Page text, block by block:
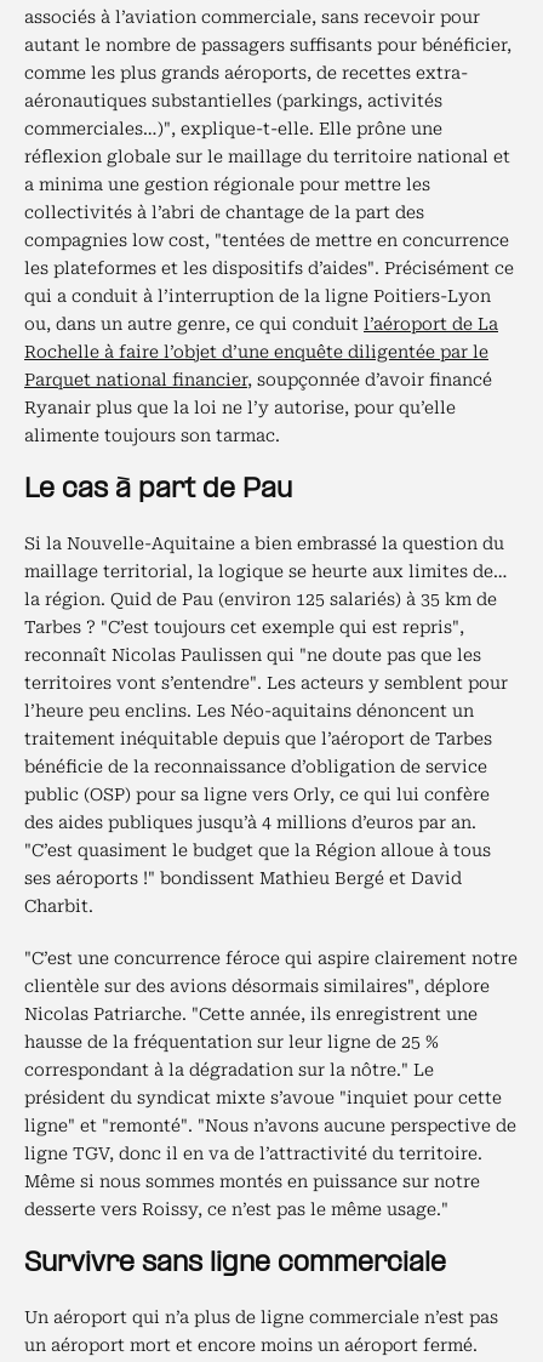
associés à l’aviation commerciale, sans recevoir pour
autant le nombre de passagers suffisants pour bénéficier,
comme les plus grands aéroports, de recettes extra-
aéronautiques substantielles (parkings, activités
commerciales…)", explique-t-elle. Elle prône une
réflexion globale sur le maillage du territoire national et
a minima une gestion régionale pour mettre les
collectivités à l’abri de chantage de la part des
compagnies low cost, "tentées de mettre en concurrence
les plateformes et les dispositifs d’aides". Précisément ce
qui a conduit à l’interruption de la ligne Poitiers-Lyon
ou, dans un autre genre, ce qui conduit l’aéroport de La
Rochelle à faire l’objet d’une enquête diligentée par le
Parquet national financier, soupçonnée d’avoir financé
Ryanair plus que la loi ne l’y autorise, pour qu’elle
alimente toujours son tarmac.
Le cas à part de Pau
Si la Nouvelle-Aquitaine a bien embrassé la question du
maillage territorial, la logique se heurte aux limites de…
la région. Quid de Pau (environ 125 salariés) à 35 km de
Tarbes ? "C’est toujours cet exemple qui est repris",
reconnaît Nicolas Paulissen qui "ne doute pas que les
territoires vont s’entendre". Les acteurs y semblent pour
l’heure peu enclins. Les Néo-aquitains dénoncent un
traitement inéquitable depuis que l’aéroport de Tarbes
bénéficie de la reconnaissance d’obligation de service
public (OSP) pour sa ligne vers Orly, ce qui lui confère
des aides publiques jusqu’à 4 millions d’euros par an.
"C’est quasiment le budget que la Région alloue à tous
ses aéroports !" bondissent Mathieu Bergé et David
Charbit.
"C’est une concurrence féroce qui aspire clairement notre
clientèle sur des avions désormais similaires", déplore
Nicolas Patriarche. "Cette année, ils enregistrent une
hausse de la fréquentation sur leur ligne de 25 %
correspondant à la dégradation sur la nôtre." Le
président du syndicat mixte s’avoue "inquiet pour cette
ligne" et "remonté". "Nous n’avons aucune perspective de
ligne TGV, donc il en va de l’attractivité du territoire.
Même si nous sommes montés en puissance sur notre
desserte vers Roissy, ce n’est pas le même usage."
Survivre sans ligne commerciale
Un aéroport qui n’a plus de ligne commerciale n’est pas
un aéroport mort et encore moins un aéroport fermé.